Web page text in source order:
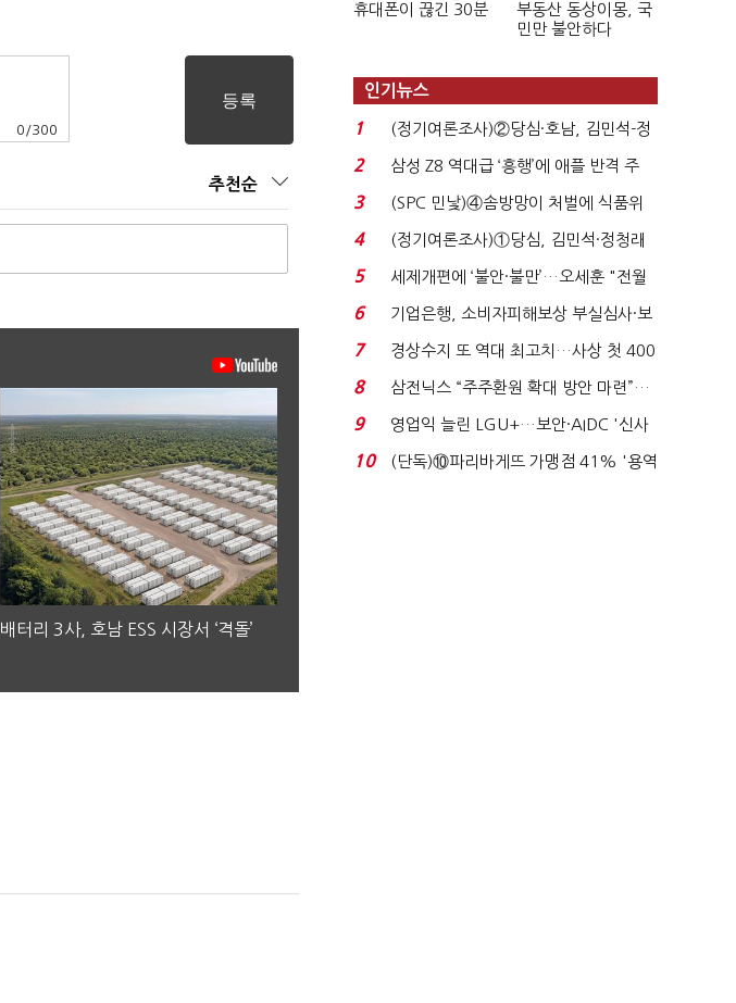
0 /300
추천순
배터리 3사, 호남 ESS 시장서 ‘격돌’
휴대폰이 끊긴 30분
부동산 동상이몽, 국
민만 불안하다
인기뉴스
1
(정기여론조사)②당심·호남, 김민석-정
청래 '초접전'...
2
삼성 Z8 역대급 ‘흥행’에 애플 반격 주
목…9월 ‘폴...
3
(SPC 민낯)④솜방망이 처벌에 식품위
생법 위반 반복...
4
(정기여론조사)①당심, 김민석·정청래
'초접전'…대통령 ...
5
세제개편에 ‘불안·불만’…오세훈 "전월
세 구하기 더 ...
6
기업은행, 소비자피해보상 부실심사·보
이스피싱 공시 ...
7
경상수지 또 역대 최고치…사상 첫 400
억달러에 '3% 성...
8
삼전닉스 “주주환원 확대 방안 마련”…
로이터에 성명...
9
영업익 늘린 LGU+…보안·AIDC '신사
업 드라이브'...
10
(단독)⑩파리바게뜨 가맹점 41% '용역